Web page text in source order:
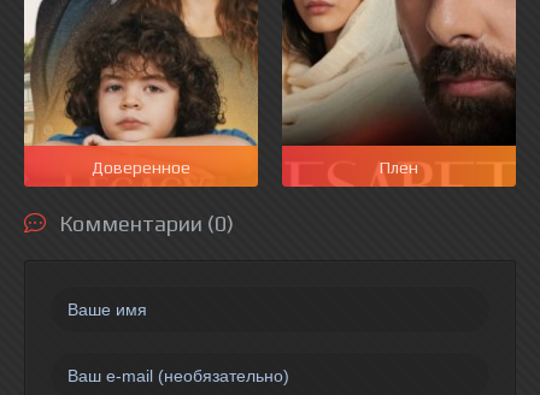
Доверенное Плен
Комментарии (0)